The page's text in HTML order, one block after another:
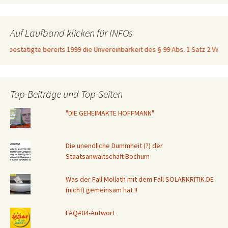
Auf Laufband klicken für INFOs
bereits 1999 die Unvereinbarkeit des § 99 Abs. 1 Satz 2 VwGO
Top-Beiträge und Top-Seiten
"DIE GEHEIMAKTE HOFFMANN"
Die unendliche Dummheit (?) der
Staatsanwaltschaft Bochum
Was der Fall Mollath mit dem Fall SOLARKRITIK.DE
(nicht) gemeinsam hat !!
FAQ#04-Antwort